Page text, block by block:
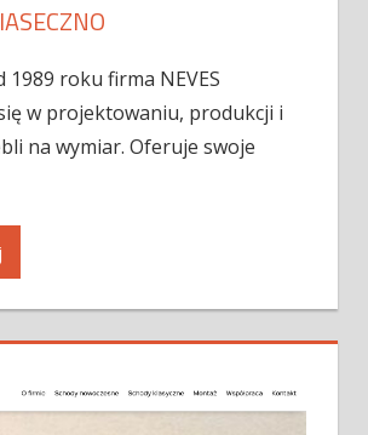
1989 roku firma NEVES
w projektowaniu, produkcji i
na wymiar. Oferuje swoje